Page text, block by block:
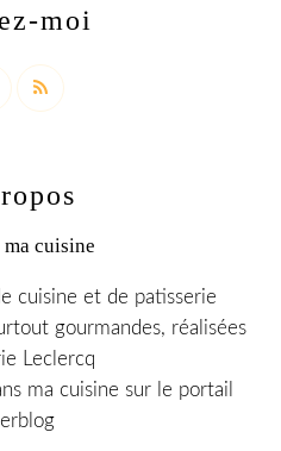
moi
cuisine et de patisserie
gourmandes, réalisées
Leclercq
ma cuisine sur le portail